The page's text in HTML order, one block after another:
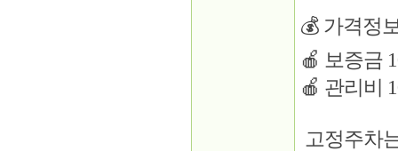
💰 가격정
🍎 보증금
🍎 관리비
고정주차